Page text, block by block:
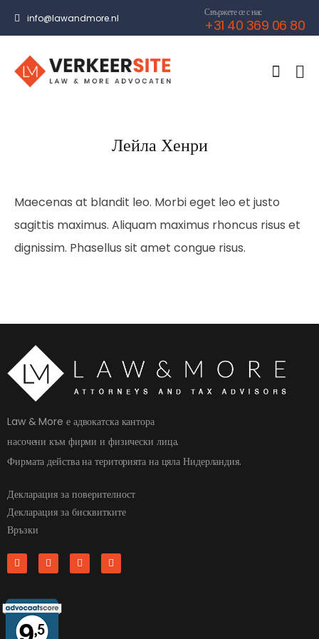
info@lawandmore.nl
Свържете се с нас
+31 40 369 06 80
Лейла Хенри
Maecenas at blandit leo. Morbi eget leo et justo
sagittis maximus. Aliquam maximus rhoncus risus et
dignissim. Phasellus sit amet congue risus.
Law & More е адвокатска кантора
насочени към фирми и физически лица.
Фирмата действа на територията на цяла Нидерландия.
Декларация за поверителност
Декларация за бисквитките
Връзки